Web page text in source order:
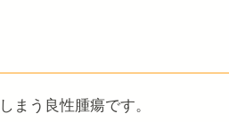
まう良性腫瘍です。